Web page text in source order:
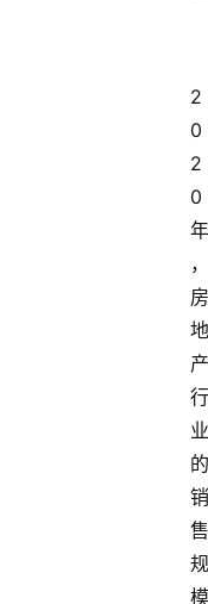
2
0
2
0
年
，
房
地
产
行
业
的
销
售
规
模